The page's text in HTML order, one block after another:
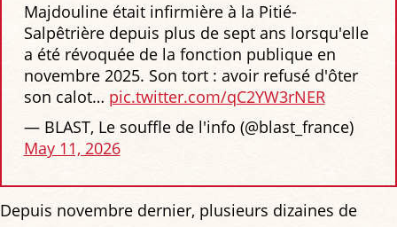
Majdouline était infirmière à la Pitié-
Salpêtrière depuis plus de sept ans lorsqu'elle
a été révoquée de la fonction publique en
novembre 2025. Son tort : avoir refusé d'ôter
son calot… pic.twitter.com/qC2YW3rNER
— BLAST, Le souffle de l'info (@blast_france)
May 11, 2026
Depuis novembre dernier, plusieurs dizaines de